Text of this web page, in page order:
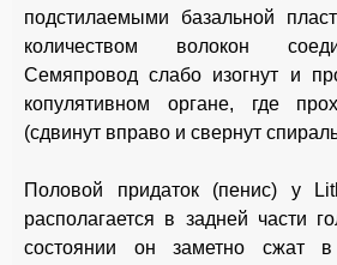
подстилаемыми базальной
количеством волокон
Семяпровод слабо изогнут и
копулятивном органе, где
(сдвинут вправо и свернут
Половой придаток (пенис) у
располагается в задней части
состоянии он заметно сжат в